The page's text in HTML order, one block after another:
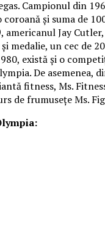
Campionul din
și suma de
americanul Jay
medalie, un cec de
există și o
De asemenea,
fitness, Ms.
de frumusețe Ms.